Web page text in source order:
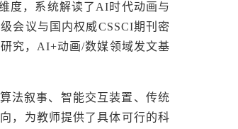
度，系统解读了AI时代动画与
会议与国内权威CSSCI期刊密
究，AI+动画/数媒领域发文基
法叙事、智能交互装置、传统
，为教师提供了具体可行的科